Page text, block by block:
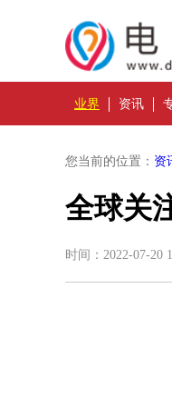
业界 资讯
您当前的位置： 资
全球关
时间：2022-07-